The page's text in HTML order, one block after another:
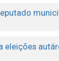
eleições